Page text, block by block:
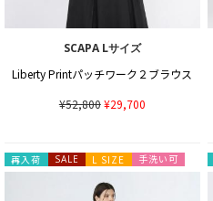
SCAPA Lサイズ
Liberty Printパッチワーク２ブラウス
¥52,800¥29,700
再入荷 SALE L SIZE 手洗い可